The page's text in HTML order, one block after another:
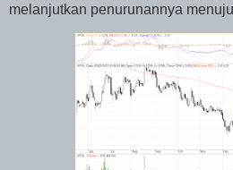
melanjutkan penurunannya